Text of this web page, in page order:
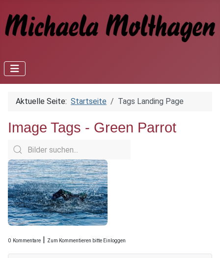
Aktuelle Seite: Startseite Tags Landing Page
Image Tags - Green Parrot
0 Kommentare | Zum Kommentieren bitte Einloggen